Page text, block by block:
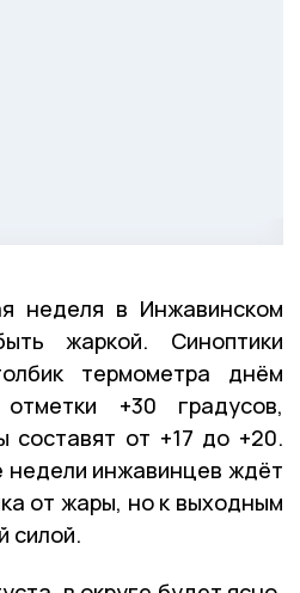
неделя в Инжавинском
жаркой. Синоптики
термометра днём
+30 градусов,
составят от +17 до +20.
недели инжавинцев ждёт
от жары, но к выходным
силой.